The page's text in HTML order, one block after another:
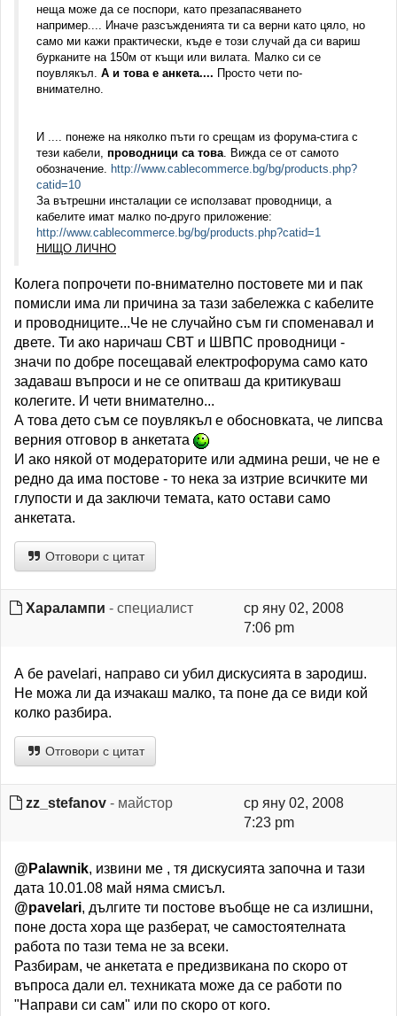
неща може да се поспори, като презапасяването
например.... Иначе разсъжденията ти са верни като цяло, но
само ми кажи практически, къде е този случай да си вариш
бурканите на 150м от къщи или вилата. Малко си се
поувлякъл. А и това е анкета.... Просто чети по-
внимателно.
И .... понеже на няколко пъти го срещам из форума-стига с
тези кабели, проводници са това. Вижда се от самото
обозначение. http://www.cablecommerce.bg/bg/products.php?
catid=10
За вътрешни инсталации се исползават проводници, а
кабелите имат малко по-друго приложение:
http://www.cablecommerce.bg/bg/products.php?catid=1
НИЩО ЛИЧНО
Колега попрочети по-внимателно постовете ми и пак
помисли има ли причина за тази забележка с кабелите
и проводниците...Че не случайно съм ги споменавал и
двете. Ти ако наричаш СВТ и ШВПС проводници -
значи по добре посещавай електрофорума само като
задаваш въпроси и не се опитваш да критикуваш
колегите. И чети внимателно...
А това дето съм се поувлякъл е обосновката, че липсва
верния отговор в анкетата
И ако някой от модераторите или админа реши, че не е
редно да има постове - то нека за изтрие всичките ми
глупости и да заключи темата, като остави само
анкетата.
Отговори с цитат
Харалампи - специалист
ср яну 02, 2008
7:06 pm
А бе pavelari, направо си убил дискусията в зародиш.
Не можа ли да изчакаш малко, та поне да се види кой
колко разбира.
Отговори с цитат
zz_stefanov - майстор
ср яну 02, 2008
7:23 pm
@Palawnik, извини ме , тя дискусията започна и тази
дата 10.01.08 май няма смисъл.
@pavelari, дългите ти постове въобще не са излишни,
поне доста хора ще разберат, че самостоятелната
работа по тази тема не за всеки.
Разбирам, че анкетата е предизвикана по скоро от
въпроса дали ел. техниката може да се работи по
"Направи си сам" или по скоро от кого.